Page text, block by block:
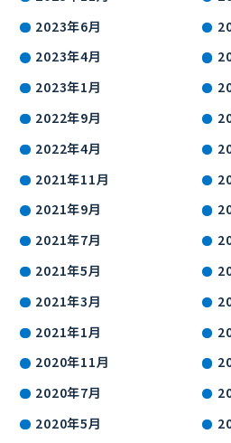
2023年6月
2023年4月
2023年1月
2022年9月
2022年4月
2021年11月
2021年9月
2021年7月
2021年5月
2021年3月
2021年1月
2020年11月
2020年7月
2020年5月